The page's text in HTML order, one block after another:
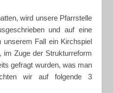
wird unsere Pfarrstelle
und auf eine
unserem Fall ein Kirchspiel
im Zuge der Strukturreform
gefragt wurden, was man
wir auf folgende 3